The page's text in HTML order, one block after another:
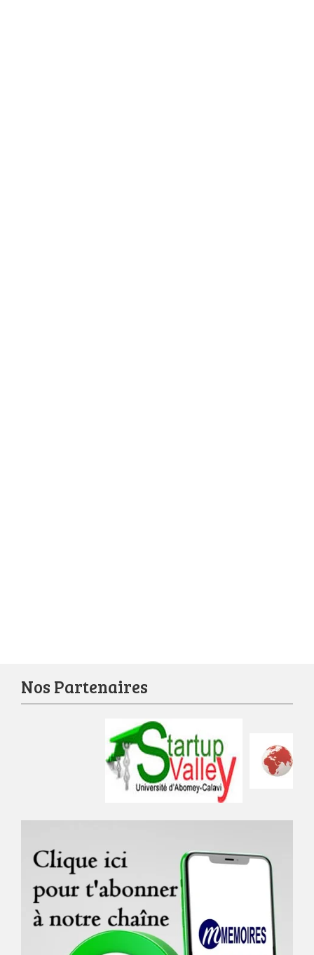
Nos Partenaires